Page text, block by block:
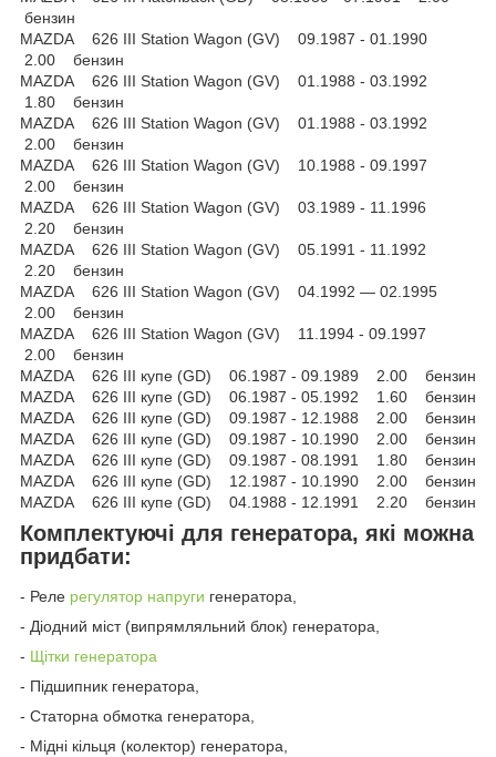
бензин
MAZDA 626 III Station Wagon (GV) 09.1987 - 01.1990
2.00 бензин
MAZDA 626 III Station Wagon (GV) 01.1988 - 03.1992
1.80 бензин
MAZDA 626 III Station Wagon (GV) 01.1988 - 03.1992
2.00 бензин
MAZDA 626 III Station Wagon (GV) 10.1988 - 09.1997
2.00 бензин
MAZDA 626 III Station Wagon (GV) 03.1989 - 11.1996
2.20 бензин
MAZDA 626 III Station Wagon (GV) 05.1991 - 11.1992
2.20 бензин
MAZDA 626 III Station Wagon (GV) 04.1992 — 02.1995
2.00 бензин
MAZDA 626 III Station Wagon (GV) 11.1994 - 09.1997
2.00 бензин
MAZDA 626 III купе (GD) 06.1987 - 09.1989 2.00 бензин
MAZDA 626 III купе (GD) 06.1987 - 05.1992 1.60 бензин
MAZDA 626 III купе (GD) 09.1987 - 12.1988 2.00 бензин
MAZDA 626 III купе (GD) 09.1987 - 10.1990 2.00 бензин
MAZDA 626 III купе (GD) 09.1987 - 08.1991 1.80 бензин
MAZDA 626 III купе (GD) 12.1987 - 10.1990 2.00 бензин
MAZDA 626 III купе (GD) 04.1988 - 12.1991 2.20 бензин
Комплектуючі для генератора, які можна
придбати:
- Реле регулятор напруги генератора,
- Діодний міст (випрямляльний блок) генератора,
- Щітки генератора
- Підшипник генератора,
- Статорна обмотка генератора,
- Мідні кільця (колектор) генератора,